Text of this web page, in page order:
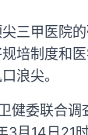
尖三甲医院
培制度和
浪尖。
健委联合调